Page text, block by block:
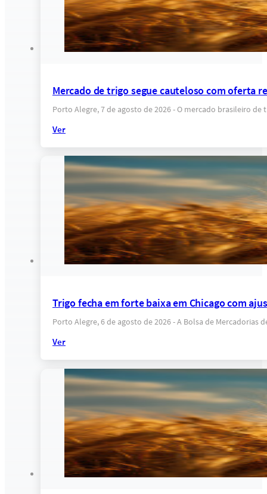
Mercado de trigo segue cauteloso com oferta
Porto Alegre, 7 de agosto de 2026 - O mercado brasileiro
Ver
Trigo fecha em forte baixa em Chicago com
Porto Alegre, 6 de agosto de 2026 - A Bolsa de Mercadorias
Ver